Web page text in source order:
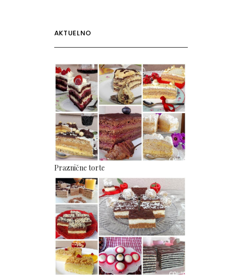
AKTUELNO
Praznične torte